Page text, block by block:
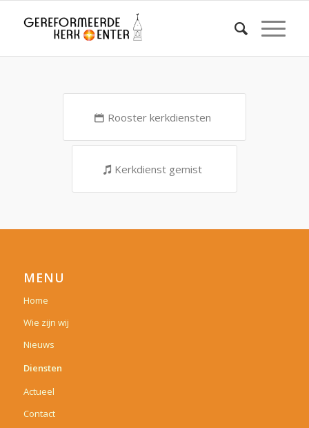
Rooster kerkdiensten
Kerkdienst gemist
MENU
Home
Wie zijn wij
Nieuws
Diensten
Actueel
Contact